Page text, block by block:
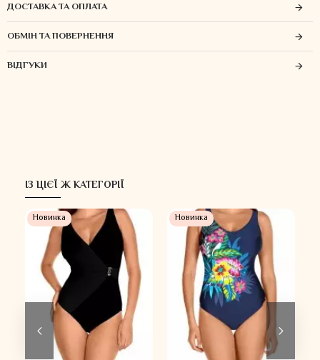
ДОСТАВКА ТА ОПЛАТА
ОБМІН ТА ПОВЕРНЕННЯ
ВІДГУКИ
ІЗ ЦІЄЇ Ж КАТЕГОРІЇ
Новинка Новинка